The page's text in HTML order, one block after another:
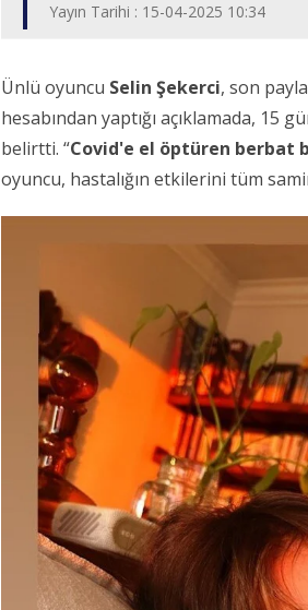
Yayın Tarihi : 15-04-2025 10:34
Ünlü oyuncu Selin Şekerci, son
hesabından yaptığı açıklamada,
belirtti. “Covid'e el öptüren berbat
oyuncu, hastalığın etkilerini tüm